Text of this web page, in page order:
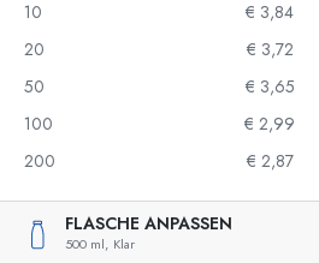
10
€ 3,84
20
€ 3,72
50
€ 3,65
100
€ 2,99
200
€ 2,87
FLASCHE ANPASSEN
500 ml, Klar